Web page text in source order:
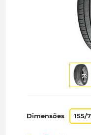
Dimensões 155/